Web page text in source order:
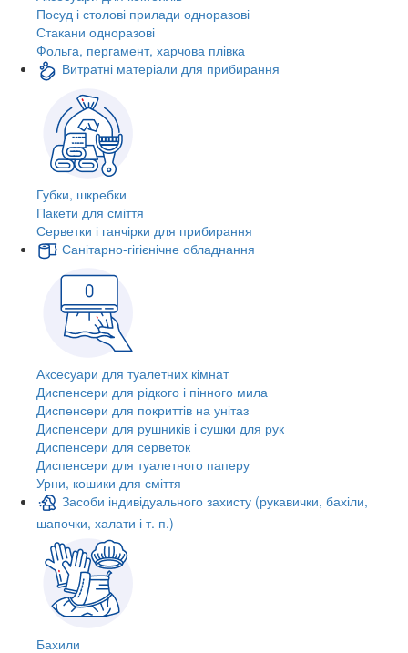
Посуд і столові прилади одноразові
Стакани одноразові
Фольга, пергамент, харчова плівка
Витратні матеріали для прибирання
Губки, шкребки
Пакети для сміття
Серветки і ганчірки для прибирання
Санітарно-гігієнічне обладнання
Аксесуари для туалетних кімнат
Диспенсери для рідкого і пінного мила
Диспенсери для покриттів на унітаз
Диспенсери для рушників і сушки для рук
Диспенсери для серветок
Диспенсери для туалетного паперу
Урни, кошики для сміття
Засоби індивідуального захисту (рукавички, бахіли,
шапочки, халати і т. п.)
Бахили